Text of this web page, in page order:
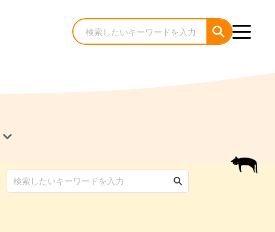
犬のケア・お手入れ
猫のケア・お手入れ